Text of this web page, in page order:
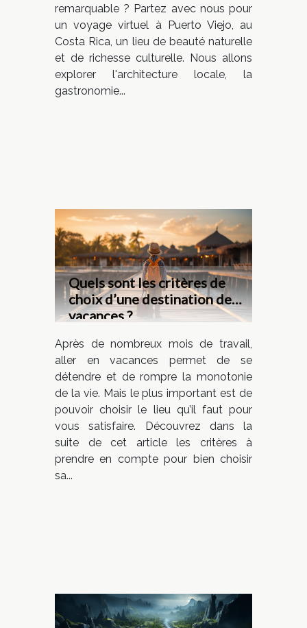
remarquable ? Partez avec nous pour
un voyage virtuel à Puerto Viejo, au
Costa Rica, un lieu de beauté naturelle
et de richesse culturelle. Nous allons
explorer l'architecture locale, la
gastronomie...
Quels sont les critères de
choix d’une destination de
vacances ?
Après de nombreux mois de travail,
aller en vacances permet de se
détendre et de rompre la monotonie
de la vie. Mais le plus important est de
pouvoir choisir le lieu qu’il faut pour
vous satisfaire. Découvrez dans la
suite de cet article les critères à
prendre en compte pour bien choisir
sa...